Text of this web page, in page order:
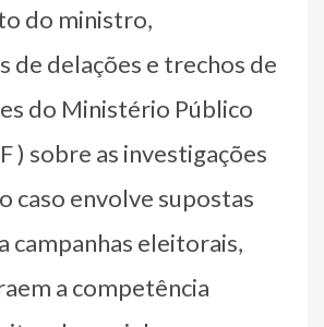
do ministro,
de delações e trechos de
do Ministério Público
) sobre as investigações
caso envolve supostas
campanhas eleitorais,
a competência